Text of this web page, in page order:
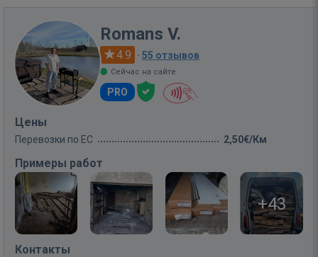
Romans V.
4.9 · 55 отзывов
Сейчас на сайте
PRO
Цены
Перевозки по ЕС 2,50€/Км
Примеры работ
+43
Контакты